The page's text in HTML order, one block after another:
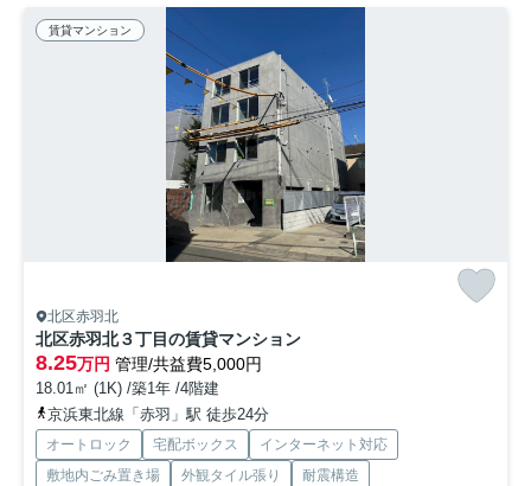
賃貸マンション
北区赤羽北
北区赤羽北３丁目の賃貸マンション
8.25万円 管理/共益費5,000円
18.01㎡ (1K) /築1年 /4階建
京浜東北線「赤羽」駅 徒歩24分
オートロック 宅配ボックス
インターネット対応
敷地内ごみ置き場
外観タイル張り 耐震構造